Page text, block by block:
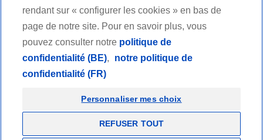
Fournisseurs
Revendeurs
Professionnels de santé
Mentions légales et conditions générales d'utilisation
Politique de confidentialité
rendant sur « configurer les cookies » en bas de
page de notre site. Pour en savoir plus, vous
pouvez consulter notre politique de
confidentialité (BE),
notre politique de
confidentialité (FR)
Personnaliser mes choix
REFUSER TOUT